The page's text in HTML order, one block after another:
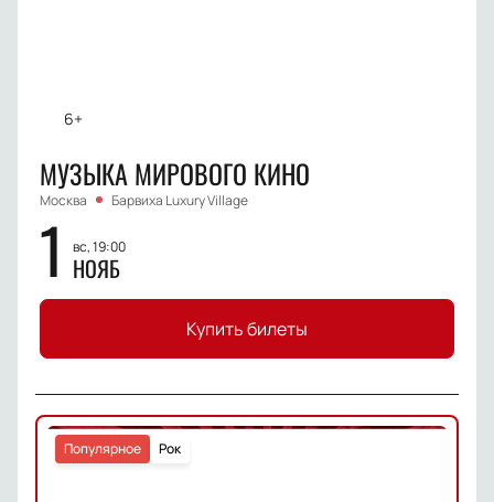
6+
МУЗЫКА МИРОВОГО КИНО
Москва Барвиха Luxury Village
1 вс, 19:00
НОЯБ
Купить билеты
Рок
Популярное